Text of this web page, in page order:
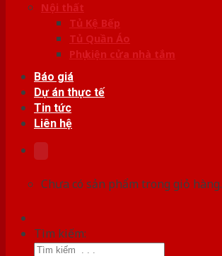
Nội thất
Tủ Kệ Bếp
Tủ Quần Áo
Phụ kiện cửa nhà tắm
Báo giá
Dự án thực tế
Tin tức
Liên hệ
Chưa có sản phẩm trong giỏ hàng.
Tìm kiếm: